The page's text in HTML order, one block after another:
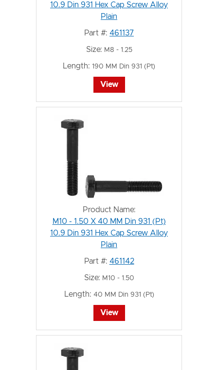
10.9 Din 931 Hex Cap Screw Alloy
Plain
Part #: 461137
Size: M8 - 1.25
Length: 190 MM Din 931 (Pt)
View
Product Name:
M10 - 1.50 X 40 MM Din 931 (Pt)
10.9 Din 931 Hex Cap Screw Alloy
Plain
Part #: 461142
Size: M10 - 1.50
Length: 40 MM Din 931 (Pt)
View